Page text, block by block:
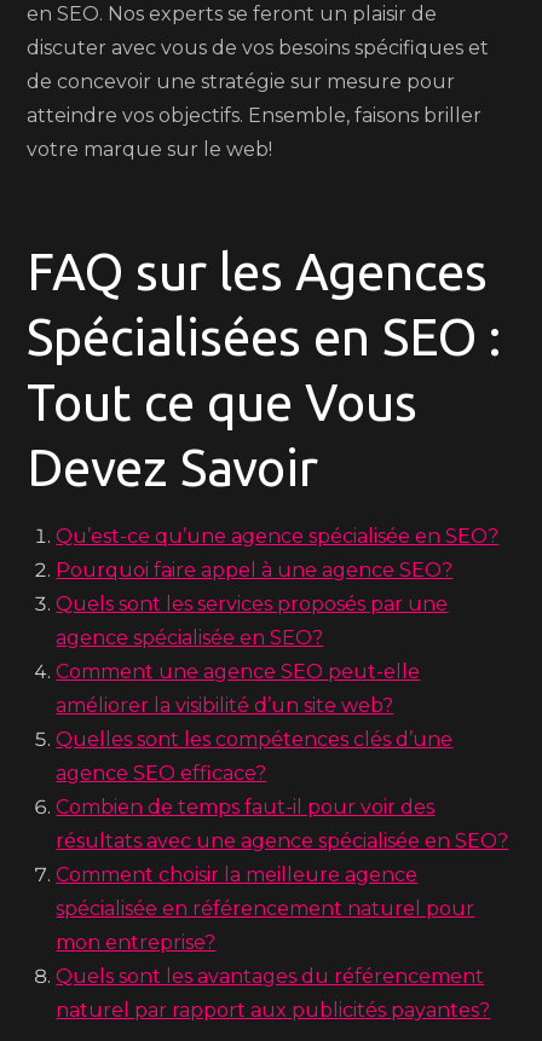
en SEO. Nos experts se feront un plaisir de
discuter avec vous de vos besoins spécifiques et
de concevoir une stratégie sur mesure pour
atteindre vos objectifs. Ensemble, faisons briller
votre marque sur le web!
FAQ sur les Agences
Spécialisées en SEO :
Tout ce que Vous
Devez Savoir
Qu’est-ce qu’une agence spécialisée en SEO?
Pourquoi faire appel à une agence SEO?
Quels sont les services proposés par une
agence spécialisée en SEO?
Comment une agence SEO peut-elle
améliorer la visibilité d’un site web?
Quelles sont les compétences clés d’une
agence SEO efficace?
Combien de temps faut-il pour voir des
résultats avec une agence spécialisée en SEO?
Comment choisir la meilleure agence
spécialisée en référencement naturel pour
mon entreprise?
Quels sont les avantages du référencement
naturel par rapport aux publicités payantes?